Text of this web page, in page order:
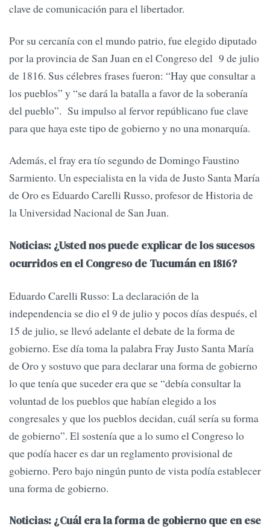
clave de comunicación para el libertador.
Por su cercanía con el mundo patrio, fue elegido diputado
por la provincia de San Juan en el Congreso del 9 de julio
de 1816. Sus célebres frases fueron: “Hay que consultar a
los pueblos” y “se dará la batalla a favor de la soberanía
del pueblo”. Su impulso al fervor repúblicano fue clave
para que haya este tipo de gobierno y no una monarquía.
Además, el fray era tío segundo de Domingo Faustino
Sarmiento. Un especialista en la vida de Justo Santa María
de Oro es Eduardo Carelli Russo, profesor de Historia de
la Universidad Nacional de San Juan.
Noticias: ¿Usted nos puede explicar de los sucesos
ocurridos en el Congreso de Tucumán en 1816?
Eduardo Carelli Russo: La declaración de la
independencia se dio el 9 de julio y pocos días después, el
15 de julio, se llevó adelante el debate de la forma de
gobierno. Ese día toma la palabra Fray Justo Santa María
de Oro y sostuvo que para declarar una forma de gobierno
lo que tenía que suceder era que se “debía consultar la
voluntad de los pueblos que habían elegido a los
congresales y que los pueblos decidan, cuál sería su forma
de gobierno”. El sostenía que a lo sumo el Congreso lo
que podía hacer es dar un reglamento provisional de
gobierno. Pero bajo ningún punto de vista podía establecer
una forma de gobierno.
Noticias: ¿Cuál era la forma de gobierno que en ese